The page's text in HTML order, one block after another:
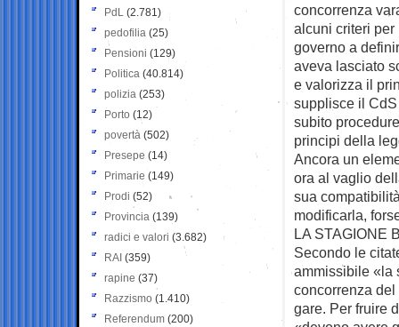
concorrenza
alcuni criteri
governo a
aveva lasciato
e valorizza il
supplisce il
subito
principi della
Ancora un
ora al vaglio
sua
modificarla,
LA STAGIONE
Secondo le
ammissibile «la
concorrenza
gare. Per fruire
PdL (2.781)
pedofilia (25)
Pensioni (129)
Politica (40.814)
polizia (253)
Porto (12)
povertà (502)
Presepe (14)
Primarie (149)
Prodi (52)
Provincia (139)
radici e valori (3.682)
RAI (359)
rapine (37)
Razzismo (1.410)
Referendum (200)